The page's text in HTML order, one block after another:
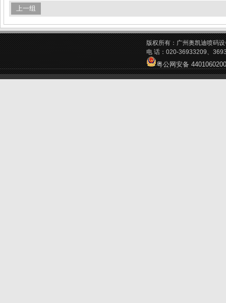
上一组
版权所有：广州奥凯迪喷码
电 话：020-36933209、
粤公网安备